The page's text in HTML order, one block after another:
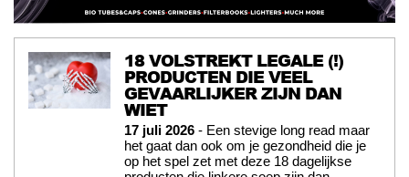
18 VOLSTREKT LEGALE (!)
PRODUCTEN DIE VEEL
GEVAARLIJKER ZIJN DAN
WIET
17 juli 2026 - Een stevige long read maar
het gaat dan ook om je gezondheid die je
op het spel zet met deze 18 dagelijkse